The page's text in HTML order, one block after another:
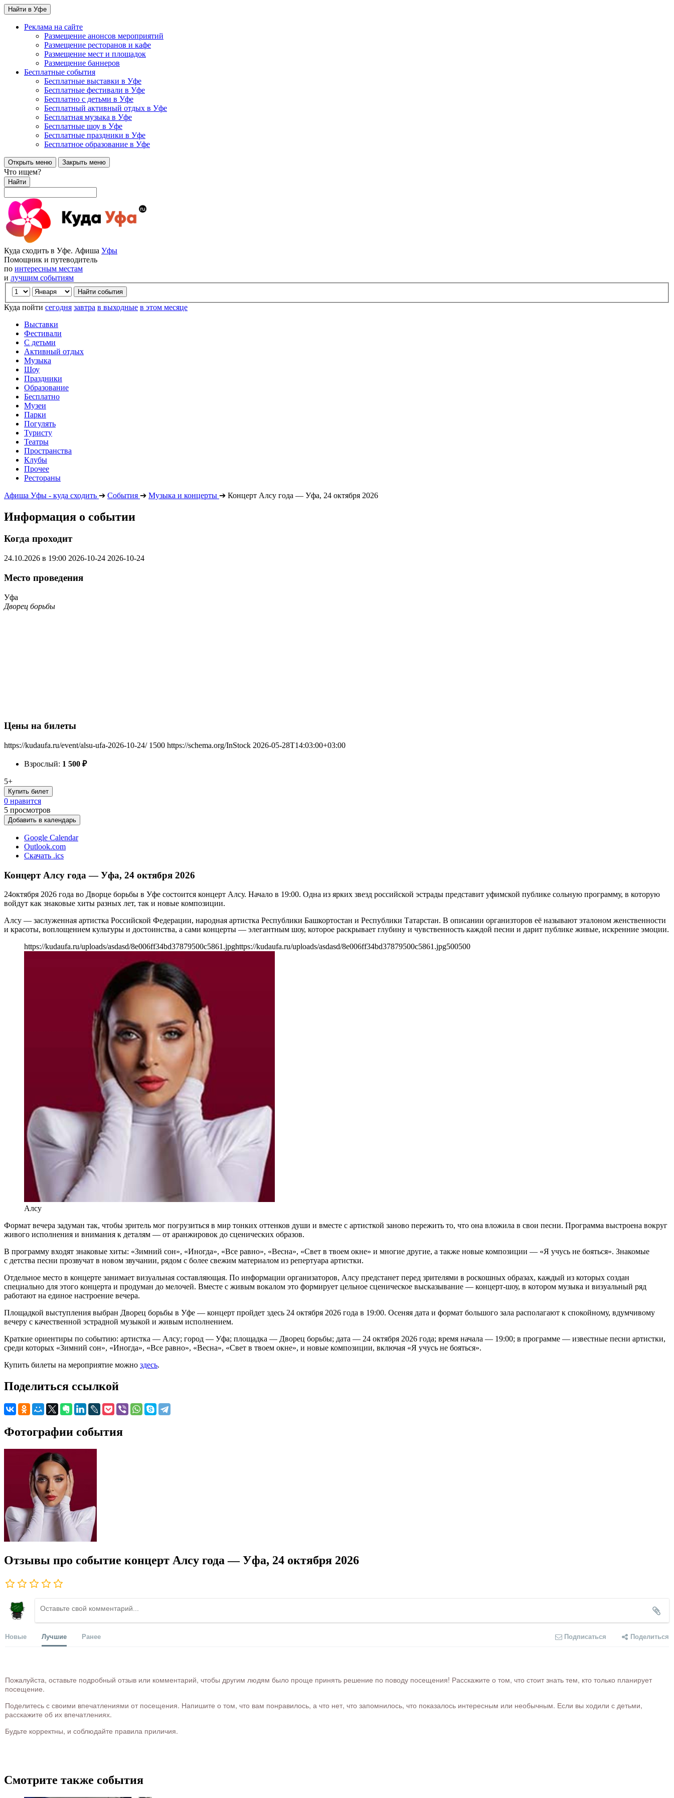
Найти в Уфе
Реклама на сайте
Размещение анонсов мероприятий
Размещение ресторанов и кафе
Размещение мест и площадок
Размещение баннеров
Бесплатные события
Бесплатные выставки в Уфе
Бесплатные фестивали в Уфе
Бесплатно с детьми в Уфе
Бесплатный активный отдых в Уфе
Бесплатная музыка в Уфе
Бесплатные шоу в Уфе
Бесплатные праздники в Уфе
Бесплатное образование в Уфе
Открыть меню Закрыть меню
Что ищем?
Найти
Куда сходить в Уфе. Афиша Уфы
Помощник и путеводитель
по интересным местам
и лучшим событиям
Куда пойти сегодня завтра в выходные в этом месяце
Выставки
Фестивали
С детьми
Активный отдых
Музыка
Шоу
Праздники
Образование
Бесплатно
Музеи
Парки
Погулять
Туристу
Театры
Пространства
Клубы
Прочее
Рестораны
Афиша Уфы - куда сходить ➔ События ➔ Музыка и концерты ➔ Концерт Алсу года — Уфа, 24 октября 2026
Информация о событии
Когда проходит
24.10.2026 в 19:00 2026-10-24 2026-10-24
Место проведения
Уфа
Дворец борьбы
Цены на билеты
https://kudaufa.ru/event/alsu-ufa-2026-10-24/ 1500 https://schema.org/InStock 2026-05-28T14:03:00+03:00
Взрослый: 1 500 ₽
5+
Купить билет
0 нравится
5 просмотров
Добавить в календарь
Google Calendar
Outlook.com
Скачать .ics
Концерт Алсу года — Уфа, 24 октября 2026
24октября 2026 года во Дворце борьбы в Уфе состоится концерт Алсу. Начало в 19:00. Одна из ярких звезд российской эстрады представит уфимской публике сольную программу, в которую
войдут как знаковые хиты разных лет, так и новые композиции.
Алсу — заслуженная артистка Российской Федерации, народная артистка Республики Башкортостан и Республики Татарстан. В описании организторов её называют эталоном женственности
и красоты, воплощением культуры и достоинства, а сами концерты — элегантным шоу, которое раскрывает глубину и чувственность каждой песни и дарит публике живые, искренние эмоции.
https://kudaufa.ru/uploads/asdasd/8e006ff34bd37879500c5861.jpghttps://kudaufa.ru/uploads/asdasd/8e006ff34bd37879500c5861.jpg500500
Алсу
Формат вечера задуман так, чтобы зритель мог погрузиться в мир тонких оттенков души и вместе с артисткой заново пережить то, что она вложила в свои песни. Программа выстроена вокруг
живого исполнения и внимания к деталям — от аранжировок до сценических образов.
В программу входят знаковые хиты: «Зимний сон», «Иногда», «Все равно», «Весна», «Свет в твоем окне» и многие другие, а также новые композиции — «Я учусь не бояться». Знакомые
с детства песни прозвучат в новом звучании, рядом с более свежим материалом из репертуара артистки.
Отдельное место в концерте занимает визуальная составляющая. По информации организаторов, Алсу предстанет перед зрителями в роскошных образах, каждый из которых создан
специально для этого концерта и продуман до мелочей. Вместе с живым вокалом это формирует цельное сценическое высказывание — концерт-шоу, в котором музыка и визуальный ряд
работают на единое настроение вечера.
Площадкой выступления выбран Дворец борьбы в Уфе — концерт пройдет здесь 24 октября 2026 года в 19:00. Осеняя дата и формат большого зала располагают к спокойному, вдумчивому
вечеру с качественной эстрадной музыкой и живым исполнением.
Краткие ориентиры по событию: артистка — Алсу; город — Уфа; площадка — Дворец борьбы; дата — 24 октября 2026 года; время начала — 19:00; в программе — известные песни артистки,
среди которых «Зимний сон», «Иногда», «Все равно», «Весна», «Свет в твоем окне», и новые композиции, включая «Я учусь не бояться».
Купить билеты на мероприятие можно здесь.
Поделиться ссылкой
Фотографии события
Отзывы про событие концерт Алсу года — Уфа, 24 октября 2026
Новые Лучшие Ранее Подписаться Поделиться
Пожалуйста, оставьте подробный отзыв или комментарий, чтобы другим людям было проще принять решение по поводу посещения! Расскажите о том, что стоит знать тем, кто только планирует
посещение.
Поделитесь с своими впечатлениями от посещения. Напишите о том, что вам понравилось, а что нет, что запомнилось, что показалось интересным или необычным. Если вы ходили с детьми,
расскажите об их впечатлениях.
Будьте корректны, и соблюдайте правила приличия.
Смотрите также события